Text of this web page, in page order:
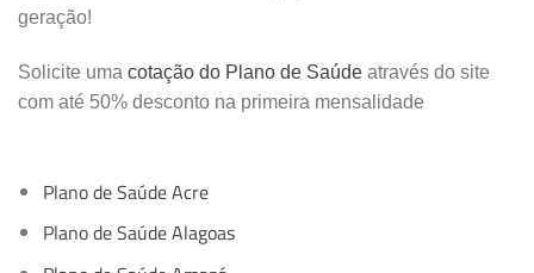
geração!
Solicite uma cotação do Plano de Saúde através do site
com até 50% desconto na primeira mensalidade
Plano de Saúde Acre
Plano de Saúde Alagoas